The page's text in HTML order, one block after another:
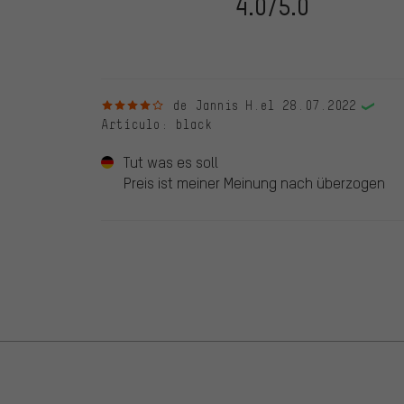
evaluado en nuestra tienda. Estos comentarios no
4 de 5 estrellasde Jannis H. el 28.07.2022
Artículo : black
Tut was es soll
Preis ist meiner Meinung nach überzogen